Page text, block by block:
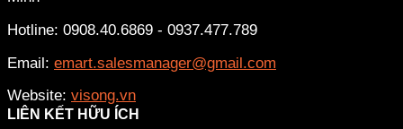
Hotline: 0908.40.6869 - 0937.477.789
Email: emart.salesmanager@gmail.com
Website: visong.vn
LIÊN KẾT HỮU ÍCH